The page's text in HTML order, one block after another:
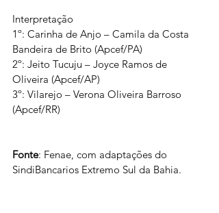
Interpretação
1º: Carinha de Anjo – Camila da Costa
Bandeira de Brito (Apcef/PA)
2º: Jeito Tucuju – Joyce Ramos de
Oliveira (Apcef/AP)
3º: Vilarejo – Verona Oliveira Barroso
(Apcef/RR)
Fonte: Fenae, com adaptações do
SindiBancarios Extremo Sul da Bahia.